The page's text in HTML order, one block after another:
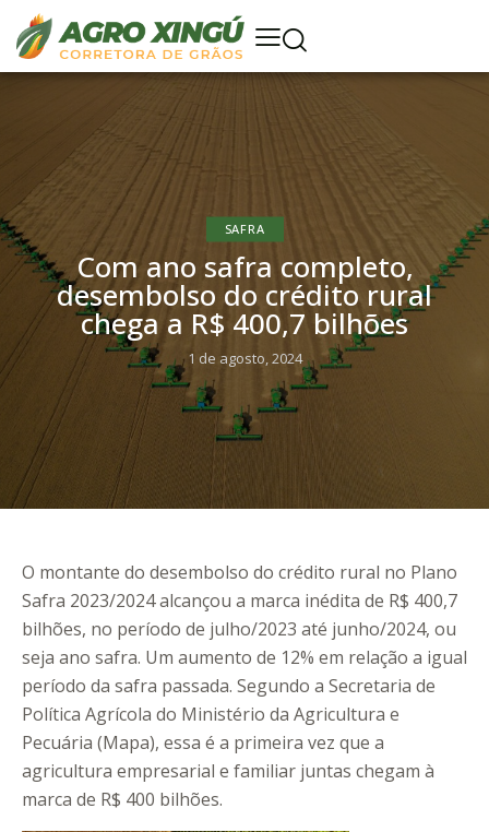
SAFRA
Com ano safra completo,
desembolso do crédito rural
chega a R$ 400,7 bilhões
1 de agosto, 2024
O montante do desembolso do crédito rural no Plano
Safra 2023/2024 alcançou a marca inédita de R$ 400,7
bilhões, no período de julho/2023 até junho/2024, ou
seja ano safra. Um aumento de 12% em relação a igual
período da safra passada. Segundo a Secretaria de
Política Agrícola do Ministério da Agricultura e
Pecuária (Mapa), essa é a primeira vez que a
agricultura empresarial e familiar juntas chegam à
marca de R$ 400 bilhões.